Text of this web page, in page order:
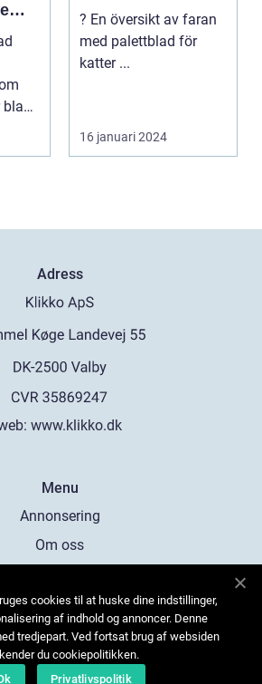
? En översikt av faran
med palettblad för
katter ...
16 januari 2024
Adress
www.klikko.dk
Menu
Annonsering
Om oss
Kontakta oss
Sitemap
cookies til at huske dine indstillinger,
af indhold og annoncer. Denne
tredjepart. Ved fortsat brug af websiden
du cookiepolitikken.
Privatlivspolitik